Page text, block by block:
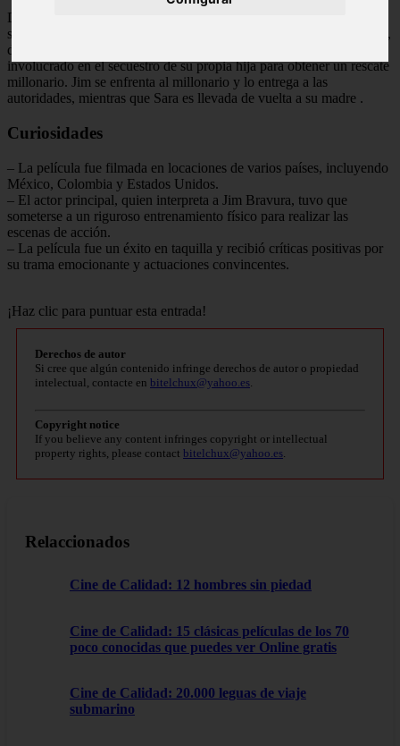
Después de una intensa búsqueda y enfrentamientos con los
secuestradores, Jim logra encontrar a Sara y rescatarla. Sin embargo,
descubre que el millonario que lo contrató en realidad estaba
involucrado en el secuestro de su propia hija para obtener un rescate
millonario. Jim se enfrenta al millonario y lo entrega a las
autoridades, mientras que Sara es llevada de vuelta a su madre .
Curiosidades
– La película fue filmada en locaciones de varios países, incluyendo
México, Colombia y Estados Unidos.
– El actor principal, quien interpreta a Jim Bravura, tuvo que
someterse a un riguroso entrenamiento físico para realizar las
escenas de acción.
– La película fue un éxito en taquilla y recibió críticas positivas por
su trama emocionante y actuaciones convincentes.
¡Haz clic para puntuar esta entrada!
Derechos de autor
Si cree que algún contenido infringe derechos de autor o propiedad
intelectual, contacte en bitelchux@yahoo.es
Copyright notice
If you believe any content infringes copyright or intellectual
property rights, please contact bitelchux@yahoo.es
Relaccionados
Cine de Calidad: 12 hombres sin piedad
Cine de Calidad: 15 clásicas películas de los 70
poco conocidas que puedes ver Online gratis
Cine de Calidad: 20.000 leguas de viaje
submarino